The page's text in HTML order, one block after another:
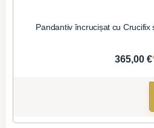
Pandantiv încrucișat cu Crucifix
365,00 €